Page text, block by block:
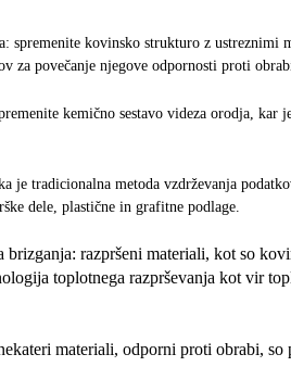
spremenite kovinsko strukturo z
za povečanje njegove odpornosti proti
kemično sestavo videza orodja,
je tradicionalna metoda vzdrževanja
dele, plastične in grafitne podlage.
brizganja: razpršeni materiali, kot so
toplotnega razprševanja kot vir
materiali, odporni proti obrabi,